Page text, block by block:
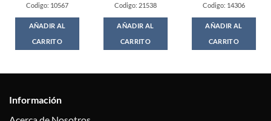
Codigo: 10567
AÑADIR AL
CARRITO
Codigo: 21538
AÑADIR AL
CARRITO
Codigo: 14306
AÑADIR AL
CARRITO
Información